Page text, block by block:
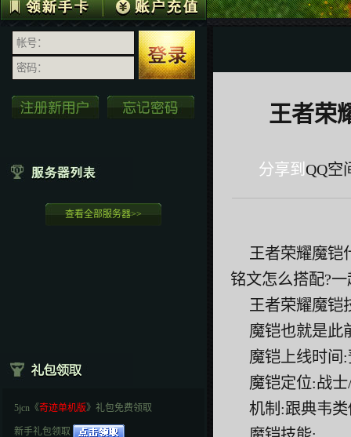
查看全部服务器>>
5jcn《奇迹单机版》礼包免费领取
新手礼包领取
王者荣
分享到 QQ空
王者荣耀魔铠
铭文怎么搭配?
王者荣耀魔铠
魔铠也就是此
魔铠上线时间
魔铠定位:战
机制:跟典韦